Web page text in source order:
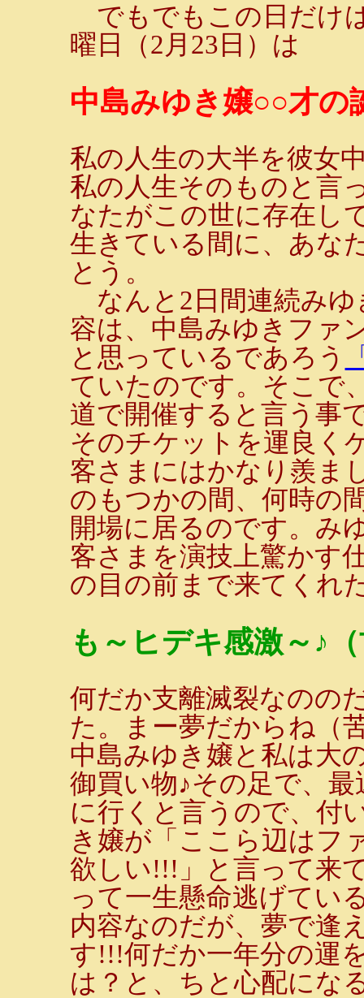
でもでもこの日だけ
曜日（2月23日）は
中島みゆき嬢○○才の
私の人生の大半を彼女
私の人生そのものと言
なたがこの世に存在し
生きている間に、あな
とう。
なんと2日間連続みゆ
容は、中島みゆきファ
と思っているであろう
ていたのです。そこで
道で開催すると言う事
そのチケットを運良く
客さまにはかなり羨ま
のもつかの間、何時の
開場に居るのです。み
客さまを演技上驚かす
の目の前まで来てくれ
も～ヒデキ感激～♪
何だか支離滅裂なのの
た。まー夢だからね（
中島みゆき嬢と私は大
御買い物♪その足で、
に行くと言うので、付
き嬢が「ここら辺はフ
欲しい!!!」と言って来
って一生懸命逃げてい
内容なのだが、夢で逢
す!!!何だか一年分の運
は？と、ちと心配にな